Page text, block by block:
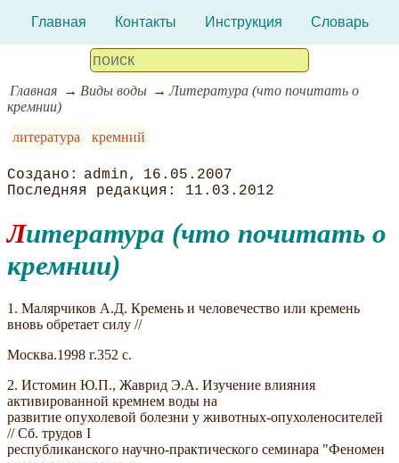
Главная Контакты Инструкция Словарь
Главная Виды воды
Литература (что почитать о
кремнии)
литература
кремний
admin
16.05.2007
11.03.2012
Литература (что почитать о
кремнии)
1. Малярчиков А.Д. Кремень и человечество или кремень
вновь обретает силу //
Москва.1998 г.352 с.
2. Истомин Ю.П., Жаврид Э.А. Изучение влияния
активированной кремнем воды на
развитие опухолевой болезни у животных-опухоленосителей
// Сб. трудов I
республиканского научно-практического семинара "Феномен